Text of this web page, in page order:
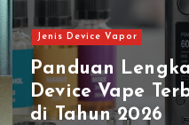
Jenis Device Vapor
Panduan
Device Vape
di Tahun 2026